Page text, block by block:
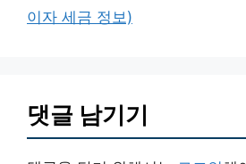
이자 세금 정보)
댓글 남기기